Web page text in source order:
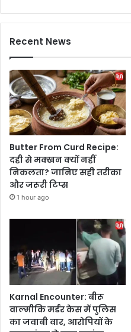
Recent News
Butter From Curd Recipe:
दही से मक्खन क्यों नहीं
निकलता? जानिए सही तरीका
और जरूरी टिप्स
1 hour ago
Karnal Encounter: बीरू
वाल्मीकि मर्डर केस में पुलिस
का जवाबी वार, आरोपियों के